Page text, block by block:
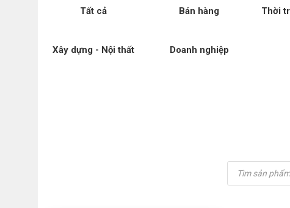
Tất cả Bán hàng Thời
Xây dựng - Nội thất Doanh nghiệp
Tìm
kiếm
sản